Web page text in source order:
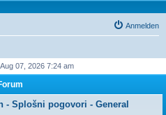
Anmelden
07, 2026 7:24 am
- Splošni pogovori - General